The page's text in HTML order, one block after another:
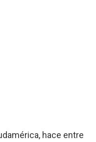
hace entre